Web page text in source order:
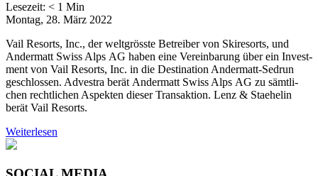
Lesezeit: < 1 Min
Montag, 28. März 2022
Vail Resorts, Inc., der welt­gröss­te Betrei­ber von Ski­re­sorts, und
Ander­matt Swiss Alps AG haben eine Ver­ein­ba­rung über ein Invest­
ment von Vail Resorts, Inc. in die Desti­na­ti­on Ander­matt-Sedrun
geschlos­sen. Adves­tra berät Ander­matt Swiss Alps AG zu sämt­li­
chen recht­li­chen Aspek­ten die­ser Trans­ak­ti­on. Lenz & Staehelin
berät Vail Resorts.
Weiterlesen